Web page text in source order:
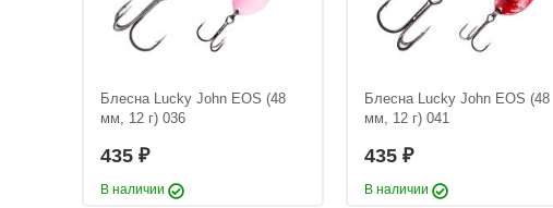
Блесна Lucky John EOS (48
мм, 12 г) 036
435 ₽
В наличии
Блесна Lucky John EOS (48
мм, 12 г) 041
435 ₽
В наличии